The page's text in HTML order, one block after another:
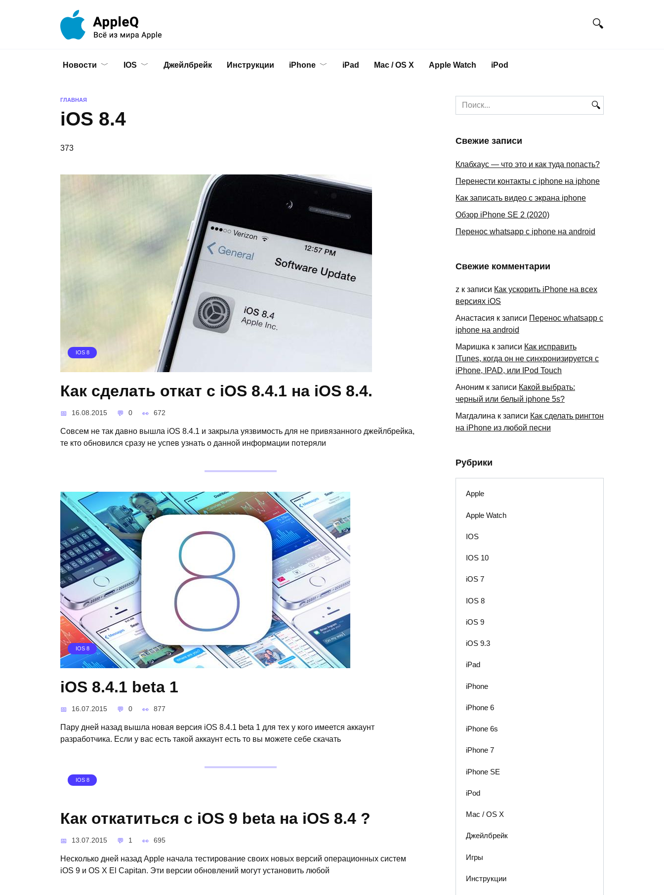
Новости IOS Джейлбрейк Инструкции iPhone iPad Mac / OS X Apple Watch iPod
ГЛАВНАЯ
iOS 8.4
373
IOS 8
Как сделать откат с iOS 8.4.1 на iOS 8.4.
16.08.2015 0 672
Совсем не так давно вышла iOS 8.4.1 и закрыла уязвимость для не привязанного джейлбрейка,
те кто обновился сразу не успев узнать о данной информации потеряли
IOS 8
iOS 8.4.1 beta 1
16.07.2015 0 877
Пару дней назад вышла новая версия iOS 8.4.1 beta 1 для тех у кого имеется аккаунт
разработчика. Если у вас есть такой аккаунт есть то вы можете себе скачать
IOS 8
Как откатиться с iOS 9 beta на iOS 8.4 ?
13.07.2015 1 695
Несколько дней назад Apple начала тестирование своих новых версий операционных систем
iOS 9 и OS X El Capitan. Эти версии обновлений могут установить любой
Search
for:
Свежие записи
Клабхаус — что это и как туда попасть?
Перенести контакты с iphone на iphone
Как записать видео с экрана iphone
Обзор iPhone SE 2 (2020)
Перенос whatsapp с iphone на android
Свежие комментарии
z к записи Как ускорить iPhone на всех
версиях iOS
Анастасия к записи Перенос whatsapp с
iphone на android
Маришка к записи Как исправить
ITunes, когда он не синхронизируется с
iPhone, IPAD, или IPod Touch
Аноним к записи Какой выбрать:
черный или белый iphone 5s?
Магдалина к записи Как сделать рингтон
на iPhone из любой песни
Рубрики
Apple
Apple Watch
IOS
IOS 10
iOS 7
IOS 8
iOS 9
iOS 9.3
iPad
iPhone
iPhone 6
iPhone 6s
iPhone 7
iPhone SE
iPod
Mac / OS X
Джейлбрейк
Игры
Инструкции